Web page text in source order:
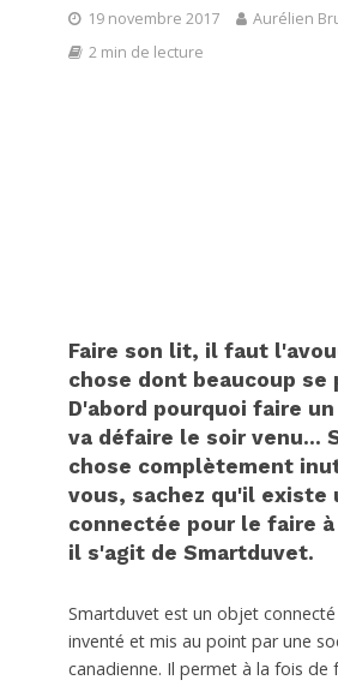
19 novembre 2017
Aurélien
2 min de lecture
Faire son lit, il faut
chose dont beaucoup se
D'abord pourquoi faire
va défaire le soir venu...
chose complètement
vous, sachez qu'il existe
connectée pour le faire
il s'agit de Smartduvet.
Smartduvet est un objet
inventé et mis au point par une
canadienne. Il permet à la fois de